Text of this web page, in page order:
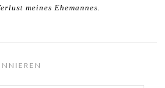
meines Ehemannes.